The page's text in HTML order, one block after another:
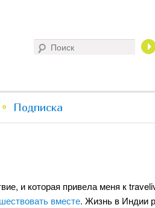
Подписка
и которая привела меня к
вместе. Жизнь в Индии